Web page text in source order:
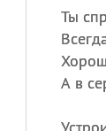
Ты
А в